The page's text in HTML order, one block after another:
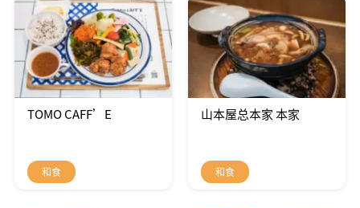
TOMO CAFF’E
和食
山本屋总本家 本家
和食